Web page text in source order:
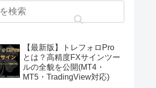
【最新版】トレフォロPro
とは？高精度FXサインツー
ルの全貌を公開(MT4・
MT5・TradingView対応)